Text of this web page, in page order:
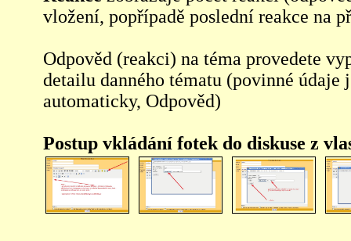
vložení, popřípadě poslední reakce na
Odpověd (reakci) na téma provedete
detailu danného tématu (povinné údaje
automaticky, Odpověd)
Postup vkládání fotek do diskuse z